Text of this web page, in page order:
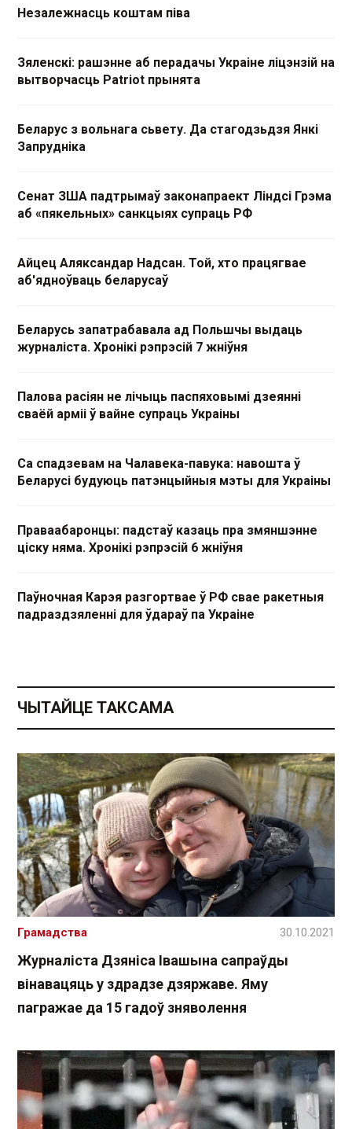
Незалежнасць коштам піва
Зяленскі: рашэнне аб перадачы Украіне ліцэнзій на
вытворчасць Patriot прынята
Беларус з вольнага сьвету. Да стагодзьдзя Янкі
Запрудніка
Сенат ЗША падтрымаў законапраект Ліндсі Грэма
аб «пякельных» санкцыях супраць РФ
Айцец Аляксандар Надсан. Той, хто працягвае
аб'ядноўваць беларусаў
Беларусь запатрабавала ад Польшчы выдаць
журналіста. Хронікі рэпрэсій 7 жніўня
Палова расіян не лічыць паспяховымі дзеянні
сваёй арміі ў вайне супраць Украіны
Са спадзевам на Чалавека-павука: навошта ў
Беларусі будуюць патэнцыйныя мэты для Украіны
Праваабаронцы: падстаў казаць пра змяншэнне
ціску няма. Хронікі рэпрэсій 6 жніўня
Паўночная Карэя разгортвае ў РФ свае ракетныя
падраздзяленні для ўдараў па Украіне
ЧЫТАЙЦЕ ТАКСАМА
Журналіста Дзяніса Івашына сапраўды
вінавацяць у здрадзе дзяржаве. Яму
пагражае да 15 гадоў зняволення
Грамадства 30.10.2021